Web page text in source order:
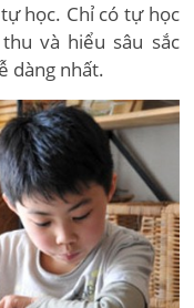
học. Chỉ có tự học
và hiểu sâu sắc
dàng nhất.